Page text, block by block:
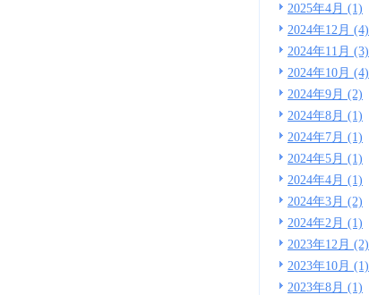
2025年4月 (1)
2024年12月 (4)
2024年11月 (3)
2024年10月 (4)
2024年9月 (2)
2024年8月 (1)
2024年7月 (1)
2024年5月 (1)
2024年4月 (1)
2024年3月 (2)
2024年2月 (1)
2023年12月 (2)
2023年10月 (1)
2023年8月 (1)